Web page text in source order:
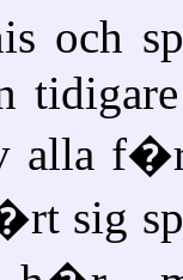
och
sig